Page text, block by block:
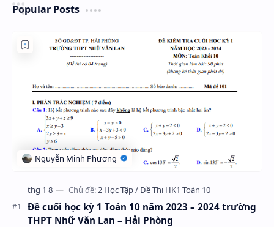
Popular Posts
Đề cuối học kỳ 1 Toán 10 năm 2023 – 2024 trường
THPT Nhữ Văn Lan – Hải Phòng